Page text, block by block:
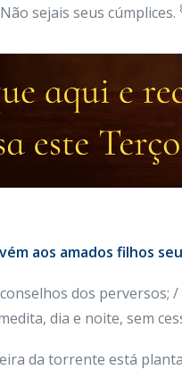
Não sejais seus cúmplices.
aos amados filhos
dos
dia e noite, sem
da torrente está